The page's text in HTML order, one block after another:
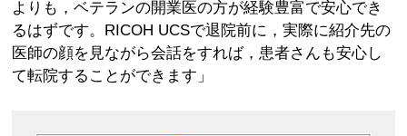
よりも，ベテランの開業医の方が経験豊富で安心でき
るはずです。RICOH UCSで退院前に，実際に紹介先の
医師の顔を見ながら会話をすれば，患者さんも安心し
て転院することができます」